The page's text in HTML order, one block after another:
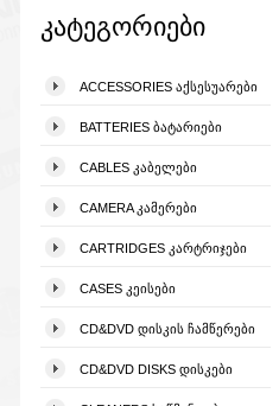
კატეგორიები
ACCESSORIES ᲐᲥᲡᲔᲡᲣᲐᲠᲔᲑᲘ
BATTERIES ᲑᲐᲢᲐᲠᲘᲔᲑᲘ
CABLES ᲙᲐᲑᲔᲚᲔᲑᲘ
CAMERA ᲙᲐᲛᲔᲠᲔᲑᲘ
CARTRIDGES ᲙᲐᲠᲢᲠᲘᲯᲔᲑᲘ
CASES ᲙᲔᲘᲡᲔᲑᲘ
CD&DVD ᲓᲘᲡᲙᲘᲡ ᲩᲐᲛᲬᲔᲠᲔᲑᲘ
CD&DVD DISKS ᲓᲘᲡᲙᲔᲑᲘ